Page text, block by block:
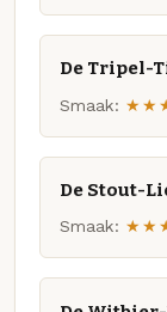
De Tripel-
Smaak:
De Stout-
Smaak: